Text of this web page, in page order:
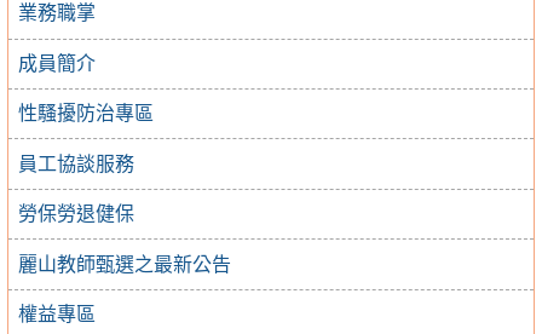
業務職掌
成員簡介
性騷擾防治專區
員工協談服務
勞保勞退健保
麗山教師甄選之最新公告
權益專區